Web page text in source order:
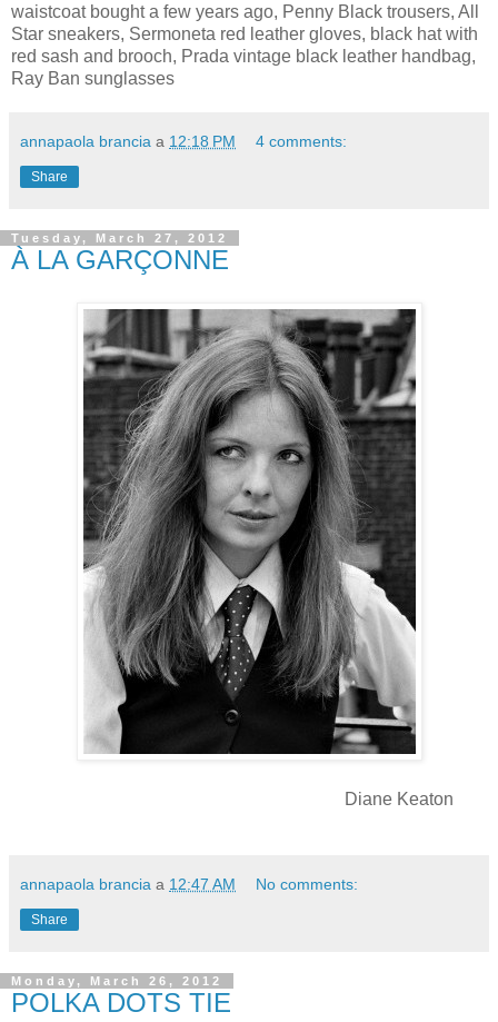
waistcoat bought a few years ago, Penny Black trousers, All
Star sneakers, Sermoneta red leather gloves, black hat with
red sash and brooch, Prada vintage black leather handbag,
Ray Ban sunglasses
annapaola brancia a 12:18 PM 4 comments:
Share
Tuesday, March 27, 2012
À LA GARÇONNE
Diane Keaton
annapaola brancia a 12:47 AM No comments:
Share
Monday, March 26, 2012
POLKA DOTS TIE